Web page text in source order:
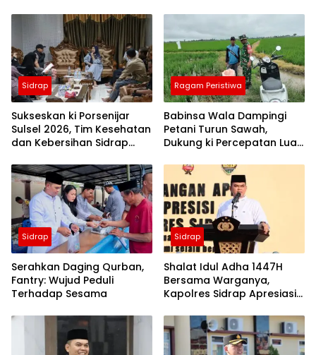
Sidrap
Sukseskan ki Porsenijar
Sulsel 2026, Tim Kesehatan
dan Kebersihan Sidrap
Ragam Peristiwa
Babinsa Wala Dampingi
Petani Turun Sawah,
Dukung ki Percepatan Luas
Sidrap
Serahkan Daging Qurban,
Fantry: Wujud Peduli
Terhadap Sesama
Sidrap
Shalat Idul Adha 1447H
Bersama Warganya,
Kapolres Sidrap Apresiasi
Daerah